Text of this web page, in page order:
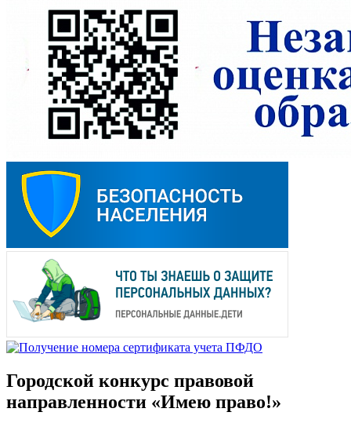
Городской конкурс правовой
направленности «Имею право!»